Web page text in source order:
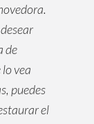
de
vea
puedes
el